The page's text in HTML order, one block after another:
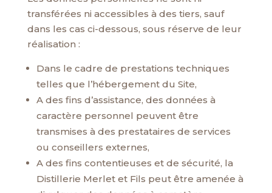
transférées ni accessibles à des tiers, sauf
dans les cas ci-dessous, sous réserve de leur
réalisation :
Dans le cadre de prestations techniques
telles que l’hébergement du Site,
A des fins d’assistance, des données à
caractère personnel peuvent être
transmises à des prestataires de services
ou conseillers externes,
A des fins contentieuses et de sécurité, la
Distillerie Merlet et Fils peut être amenée à